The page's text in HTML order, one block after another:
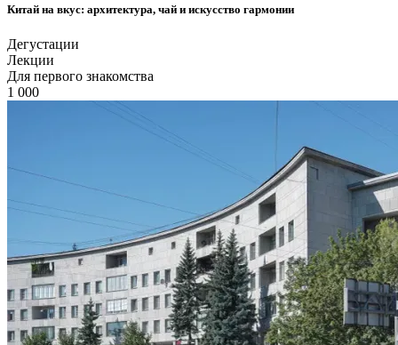
Китай на вкус: архитектура, чай и искусство гармонии
Дегустации
Лекции
Для первого знакомства
1 000